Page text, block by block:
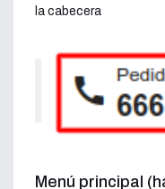
la cabecera
Menú principal